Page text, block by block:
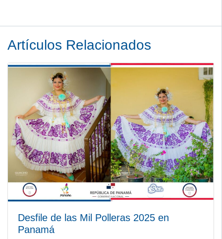
Artículos Relacionados
Desfile de las Mil Polleras 2025 en
Panamá